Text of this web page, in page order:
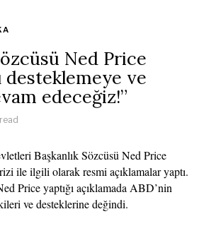
Ned Price
desteklemeye ve
edeceğiz!”
Başkanlık Sözcüsü Ned Price
ile ilgili olarak resmi açıklamalar yaptı.
Price yaptığı açıklamada ABD’nin
ve desteklerine değindi.